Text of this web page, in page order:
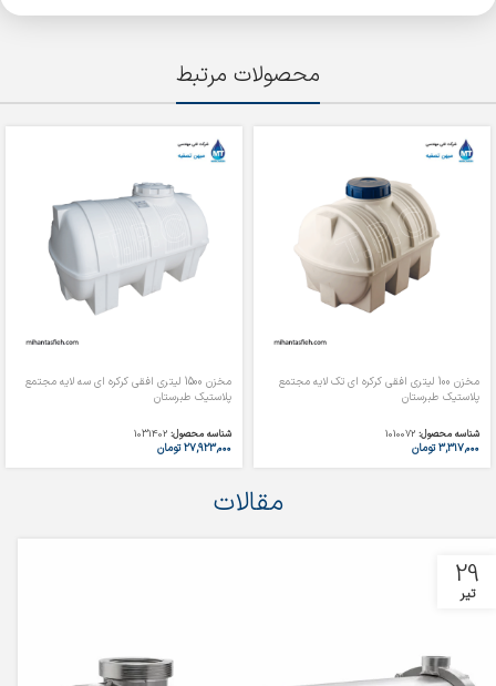
محصولات مرتبط
مخزن 100 لیتری افقی کرکره ای تک لایه مجتمع
پلاستیک طبرستان
شناسه محصول: 1010072
۳,۳۱۷,۰۰۰ تومان
مخزن 1500 لیتری افقی کرکره ای سه لایه مجتمع
پلاستیک طبرستان
شناسه محصول: 1031402
۲۷,۹۲۳,۰۰۰ تومان
مقالات
29
تیر